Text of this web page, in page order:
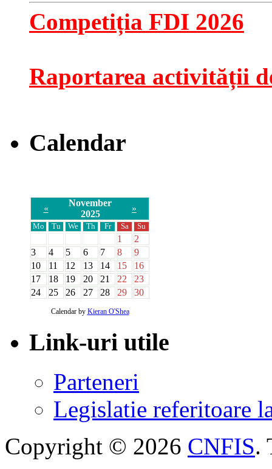
Competiția FDI 2026
Raportarea activității
Calendar
«
November
2025
»
Mo Tu We Th Fr Sa Su
1
2
3
4 5 6 7 8
9
10
11 12 13 14 15
16
17
18 19 20 21 22
23
24
25 26 27 28 29 30
Calendar by Kieran O'Shea
Link-uri utile
Parteneri
Legislatie referitoare
Copyright © 2026 CNFIS.